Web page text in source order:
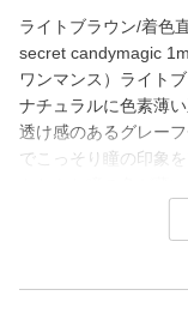
ライトブラウン/着色
secret candymagic
ワンマンス）ライトブ
ナチュラルに色素薄
透け感のあるグレー
でこっそり瞳の印象を
透明感重視のメイク
ワンマンス）は2012